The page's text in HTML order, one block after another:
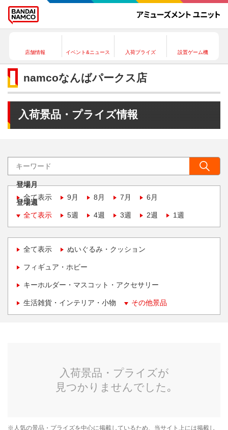
店舗情報 イベント&ニュース 入荷プライズ 設置ゲーム機
namcoなんばパークス店
入荷景品・プライズ情報
登場月
全て表示
9月 8月 7月 6月
登場週
全て表示
5週 4週 3週 2週 1週
全て表示 ぬいぐるみ・クッション
フィギュア・ホビー
キーホルダー・マスコット・アクセサリー
生活雑貨・インテリア・小物 その他景品